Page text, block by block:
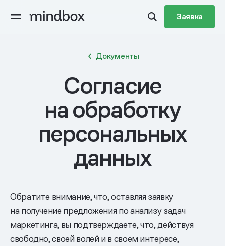
Заявка
Документы
Согласие
на обработку
персональных
данных
Обратите внимание, что, оставляя заявку
на получение предложения по анализу задач
маркетинга, вы подтверждаете, что, действуя
свободно, своей волей и в своем интересе,